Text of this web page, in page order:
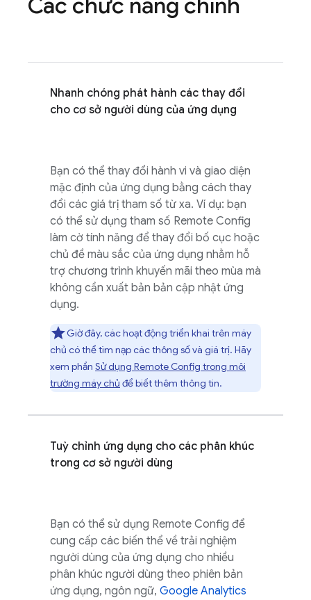
Các chức năng chính
Nhanh chóng phát hành các thay đổi
cho cơ sở người dùng của ứng dụng
Bạn có thể thay đổi hành vi và giao diện
mặc định của ứng dụng bằng cách thay
đổi các giá trị tham số từ xa. Ví dụ: bạn
có thể sử dụng tham số Remote Config
làm cờ tính năng để thay đổi bố cục hoặc
chủ đề màu sắc của ứng dụng nhằm hỗ
trợ chương trình khuyến mãi theo mùa mà
không cần xuất bản bản cập nhật ứng
dụng.
Giờ đây, các hoạt động triển khai trên máy
chủ có thể tìm nạp các thông số và giá trị. Hãy
xem phần Sử dụng Remote Config trong môi
trường máy chủ để biết thêm thông tin.
Tuỳ chỉnh ứng dụng cho các phân khúc
trong cơ sở người dùng
Bạn có thể sử dụng Remote Config để
cung cấp các biến thể về trải nghiệm
người dùng của ứng dụng cho nhiều
phân khúc người dùng theo phiên bản
ứng dụng, ngôn ngữ, Google Analytics